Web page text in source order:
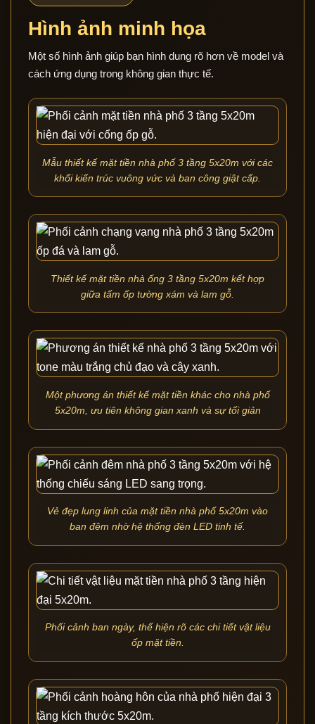
Hình ảnh minh họa
Một số hình ảnh giúp bạn hình dung rõ hơn về model và
cách ứng dụng trong không gian thực tế.
Mẫu thiết kế mặt tiền nhà phố 3 tầng 5x20m với các
khối kiến trúc vuông vức và ban công giật cấp.
Thiết kế mặt tiền nhà ống 3 tầng 5x20m kết hợp
giữa tấm ốp tường xám và lam gỗ.
Một phương án thiết kế mặt tiền khác cho nhà phố
5x20m, ưu tiên không gian xanh và sự tối giản
Vẻ đẹp lung linh của mặt tiền nhà phố 5x20m vào
ban đêm nhờ hệ thống đèn LED tinh tế.
Phối cảnh ban ngày, thể hiện rõ các chi tiết vật liệu
ốp mặt tiền.